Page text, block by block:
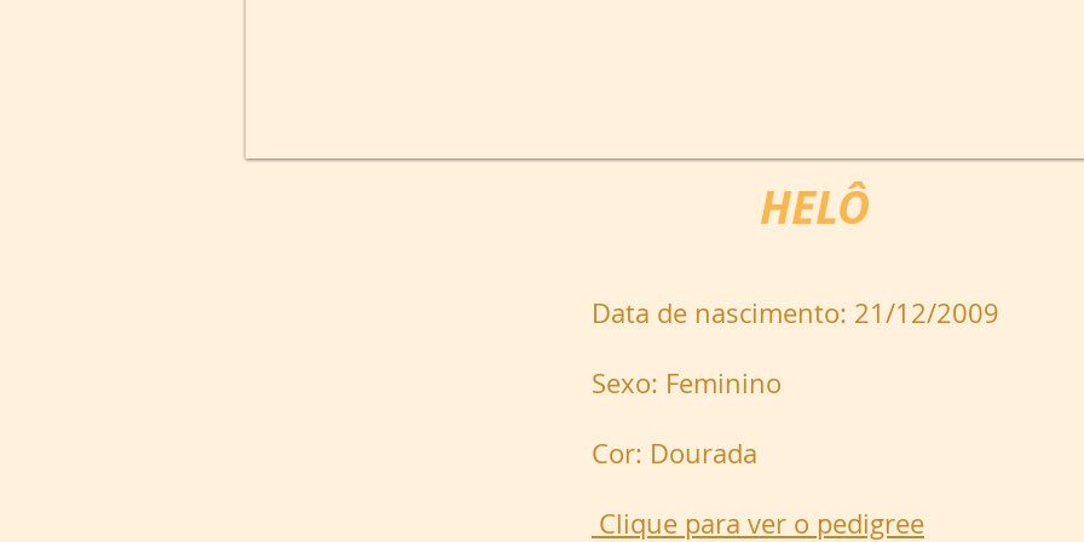
HELÔ
Data de nascimento: 21/12/2009
Sexo: Feminino
Cor: Dourada
Clique para ver o pedigree